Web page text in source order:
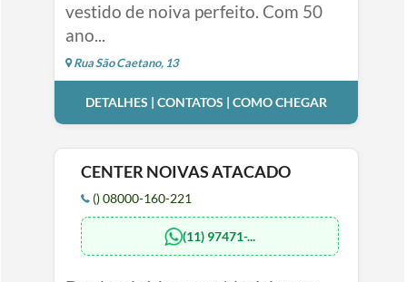
vestido de noiva perfeito. Com 50
ano...
Rua São Caetano, 13
DETALHES | CONTATOS | COMO CHEGAR
CENTER NOIVAS ATACADO
() 08000-160-221
(11) 97471-...